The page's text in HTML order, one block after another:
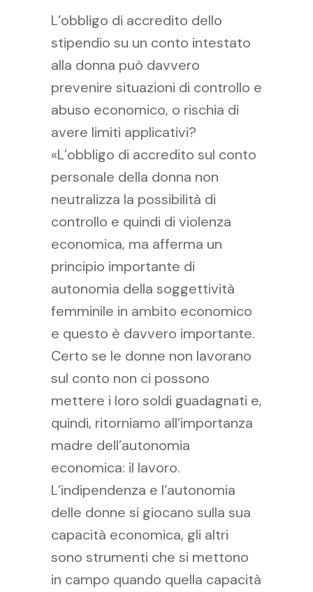
L’obbligo di accredito dello
stipendio su un conto intestato
alla donna può davvero
prevenire situazioni di controllo e
abuso economico, o rischia di
avere limiti applicativi?
«L’obbligo di accredito sul conto
personale della donna non
neutralizza la possibilità di
controllo e quindi di violenza
economica, ma afferma un
principio importante di
autonomia della soggettività
femminile in ambito economico
e questo è davvero importante.
Certo se le donne non lavorano
sul conto non ci possono
mettere i loro soldi guadagnati e,
quindi, ritorniamo all’importanza
madre dell’autonomia
economica: il lavoro.
L’indipendenza e l’autonomia
delle donne si giocano sulla sua
capacità economica, gli altri
sono strumenti che si mettono
in campo quando quella capacità